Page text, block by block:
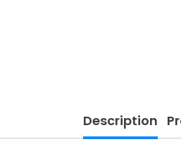
Description